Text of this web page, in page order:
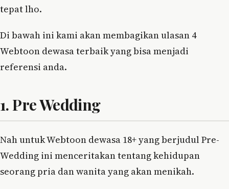
tepat lho.
Di bawah ini kami akan membagikan ulasan 4
Webtoon dewasa terbaik yang bisa menjadi
referensi anda.
1. Pre Wedding
Nah untuk Webtoon dewasa 18+ yang berjudul Pre-
Wedding ini menceritakan tentang kehidupan
seorang pria dan wanita yang akan menikah.